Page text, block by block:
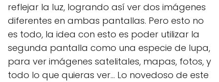
reflejar la luz, logrando así ver dos imágenes
diferentes en ambas pantallas. Pero esto no
es todo, la idea con esto es poder utilizar la
segunda pantalla como una especie de lupa,
para ver imágenes satelitales, mapas, fotos, y
todo lo que quieras ver... Lo novedoso de este